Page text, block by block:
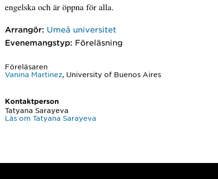
engelska och är öppna för alla.
Arrangör: Umeå universitet
Evenemangstyp: Föreläsning
Föreläsaren
Vanina Martinez, University of Buenos Aires
Kontaktperson
Tatyana Sarayeva
Läs om Tatyana Sarayeva